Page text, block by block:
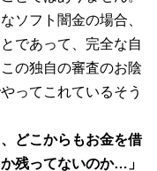
ソフト闇金の場合、
であって、完全な自
の独自の審査のお陰
ってこれているそう
どこからもお金を借
残ってないのか…」